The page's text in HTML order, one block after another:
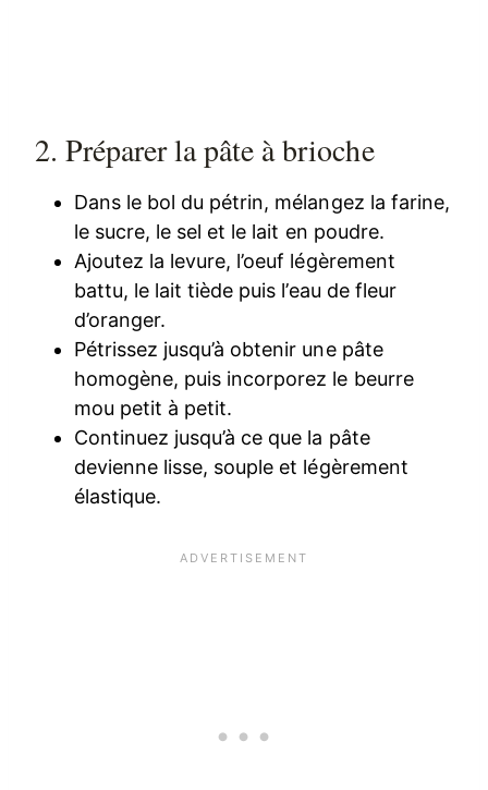
2. Préparer la pâte à brioche
Dans le bol du pétrin, mélangez la farine,
le sucre, le sel et le lait en poudre.
Ajoutez la levure, l’oeuf légèrement
battu, le lait tiède puis l’eau de fleur
d’oranger.
Pétrissez jusqu’à obtenir une pâte
homogène, puis incorporez le beurre
mou petit à petit.
Continuez jusqu’à ce que la pâte
devienne lisse, souple et légèrement
élastique.